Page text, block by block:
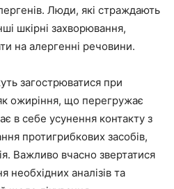
Люди, які страждають
шкірні захворювання,
на алергенні речовини.
загострюватися при
ожиріння, що перегружає
в себе усунення контакту з
протигрибкових засобів,
Важливо вчасно звертатися
необхідних аналізів та